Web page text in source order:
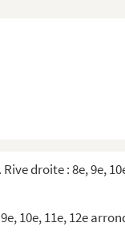
droite : 8e, 9e,
10e, 11e, 12e